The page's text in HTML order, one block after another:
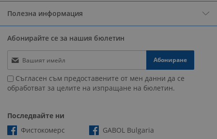
Полезна информация
Абонирайте се за нашия бюлетин
Абониране
Съгласен съм предоставените от мен данни да се
обработват за целите на изпращане на бюлетин.
Последвайте ни
Фистокомерс
GABOL Bulgaria